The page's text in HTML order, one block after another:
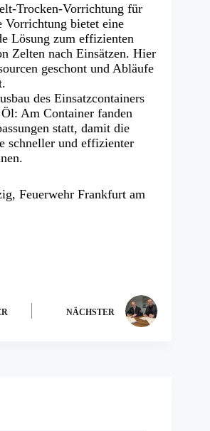
Trocken-Vorrichtung für
Vorrichtung bietet eine
Lösung zum effizienten
Zelten nach Einsätzen. Hier
geschont und Abläufe
des Einsatzcontainers
Am Container fanden
statt, damit die
schneller und effizienter
Feuerwehr Frankfurt am
NÄCHSTER